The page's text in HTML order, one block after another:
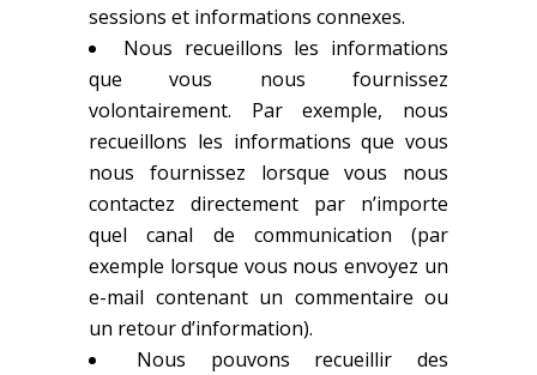
sessions et informations connexes.
Nous recueillons les informations
que vous nous fournissez
volontairement. Par exemple, nous
recueillons les informations que vous
nous fournissez lorsque vous nous
contactez directement par n’importe
quel canal de communication (par
exemple lorsque vous nous envoyez un
e-mail contenant un commentaire ou
un retour d’information).
Nous pouvons recueillir des